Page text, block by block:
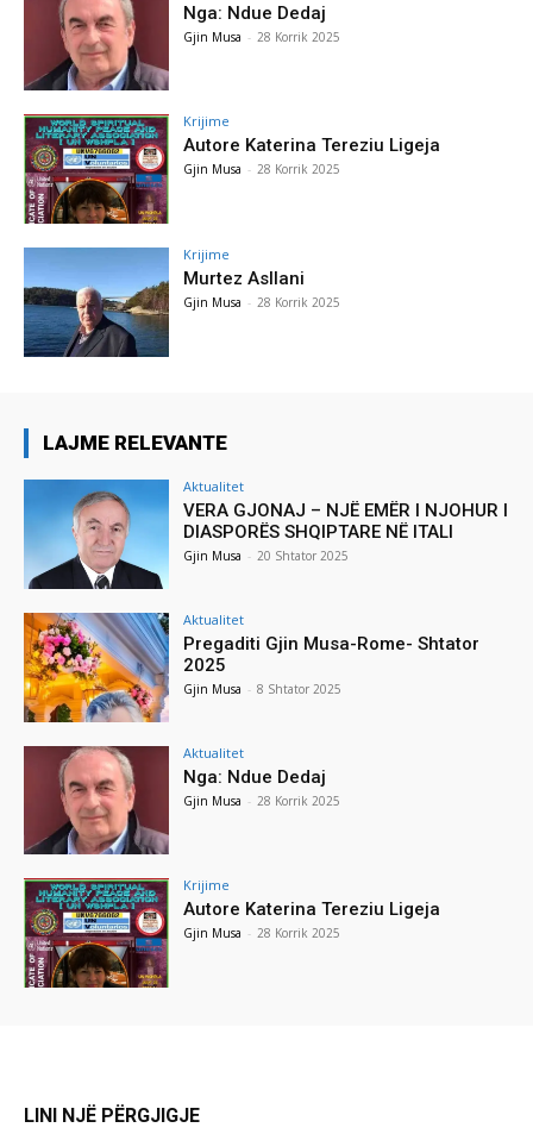
Nga: Ndue Dedaj
Gjin Musa - 28 Korrik 2025
Krijime
Autore Katerina Tereziu Ligeja
Gjin Musa - 28 Korrik 2025
Krijime
Murtez Asllani
Gjin Musa - 28 Korrik 2025
LAJME RELEVANTE
Aktualitet
VERA GJONAJ – NJË EMËR I NJOHUR I
DIASPORËS SHQIPTARE NË ITALI
Gjin Musa - 20 Shtator 2025
Aktualitet
Pregaditi Gjin Musa-Rome- Shtator
2025
Gjin Musa - 8 Shtator 2025
Aktualitet
Nga: Ndue Dedaj
Gjin Musa - 28 Korrik 2025
Krijime
Autore Katerina Tereziu Ligeja
Gjin Musa - 28 Korrik 2025
LINI NJË PËRGJIGJE